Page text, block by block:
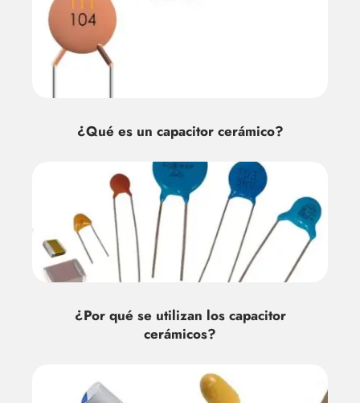
¿Qué es un capacitor cerámico?
¿Por qué se utilizan los capacitor
cerámicos?